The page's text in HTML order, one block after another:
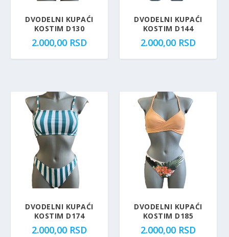
DVODELNI KUPAĆI
KOSTIM D130
2.000,00 RSD
DVODELNI KUPAĆI
KOSTIM D144
2.000,00 RSD
DVODELNI KUPAĆI
KOSTIM D174
2.000,00 RSD
DVODELNI KUPAĆI
KOSTIM D185
2.000,00 RSD